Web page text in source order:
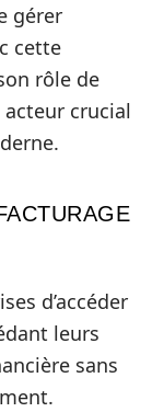
gérer
cette
rôle de
crucial
d’accéder
leurs
sans